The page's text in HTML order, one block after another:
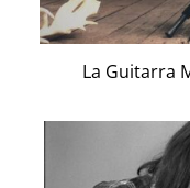
La Guitarra